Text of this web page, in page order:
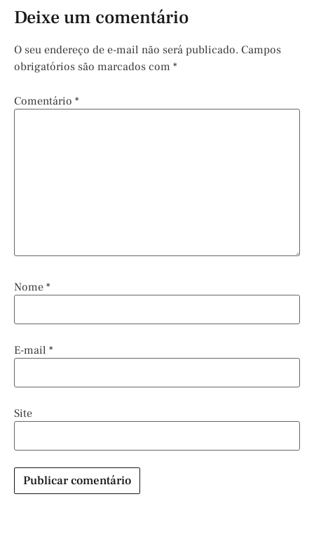
Deixe um comentário
O seu endereço de e-mail não será publicado. Campos
obrigatórios são marcados com *
Comentário *
Nome *
E-mail *
Site